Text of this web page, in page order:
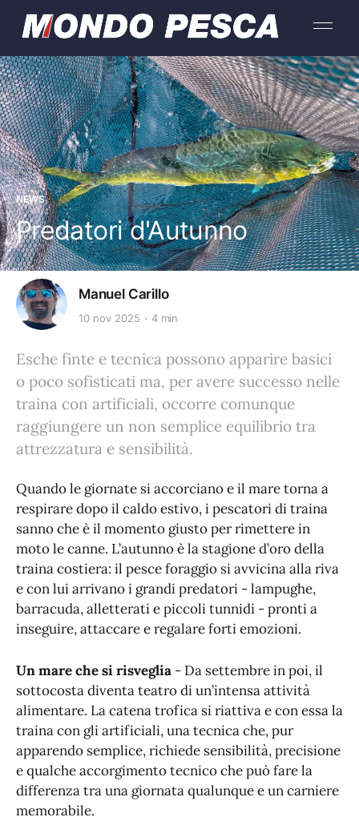
NEWS
Predatori d'Autunno
Manuel Carillo
10 nov 2025 4 min
Esche finte e tecnica possono apparire basici
o poco sofisticati ma, per avere successo nelle
traina con artificiali, occorre comunque
raggiungere un non semplice equilibrio tra
attrezzatura e sensibilità.
Quando le giornate si accorciano e il mare torna a
respirare dopo il caldo estivo, i pescatori di traina
sanno che è il momento giusto per rimettere in
moto le canne. L’autunno è la stagione d’oro della
traina costiera: il pesce foraggio si avvicina alla riva
e con lui arrivano i grandi predatori - lampughe,
barracuda, alletterati e piccoli tunnidi - pronti a
inseguire, attaccare e regalare forti emozioni.
Un mare che si risveglia - Da settembre in poi, il
sottocosta diventa teatro di un’intensa attività
alimentare. La catena trofica si riattiva e con essa la
traina con gli artificiali, una tecnica che, pur
apparendo semplice, richiede sensibilità, precisione
e qualche accorgimento tecnico che può fare la
differenza tra una giornata qualunque e un carniere
memorabile.